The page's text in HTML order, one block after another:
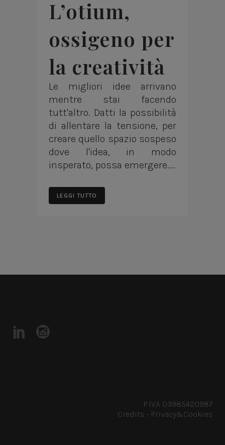
L’otium,
ossigeno per
la creatività
Le migliori idee arrivano
mentre stai facendo
tutt'altro. Datti la possibilità
di allentare la tensione, per
creare quello spazio sospeso
dove l'idea, in modo
insperato, possa emergere....
LEGGI TUTTO
P.IVA 03985420987
Credits - Privacy&Cookies